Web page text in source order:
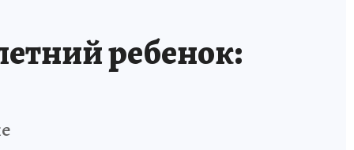
ребенок: